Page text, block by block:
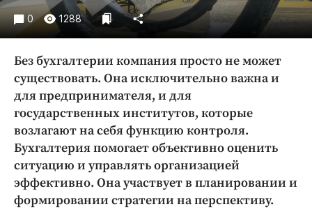
Праздники
Происшествия
Экономика и бизнес
ПРОЕКТЫ
Блоги
Издания
Медиаперсона
Интересное чтиво
Клиника года
0 1288
Без бухгалтерии компания просто не может
существовать. Она исключительно важна и
для предпринимателя, и для
государственных институтов, которые
возлагают на себя функцию контроля.
Бухгалтерия помогает объективно оценить
ситуацию и управлять организацией
эффективно. Она участвует в планировании и
формировании стратегии на перспективу.